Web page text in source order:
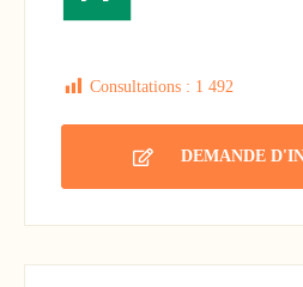
Consultations : 1 492
DEMANDE